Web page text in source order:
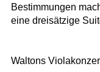
Bestimmungen
eine dreisätzige
Waltons